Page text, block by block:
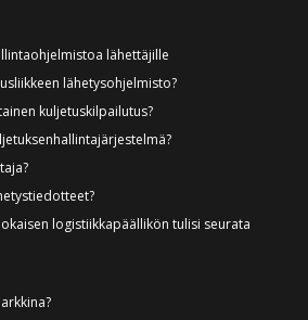
lähettäjille
lähetysohjelmisto?
kuljetuskilpailutus?
logistiikkapäällikön tulisi seurata